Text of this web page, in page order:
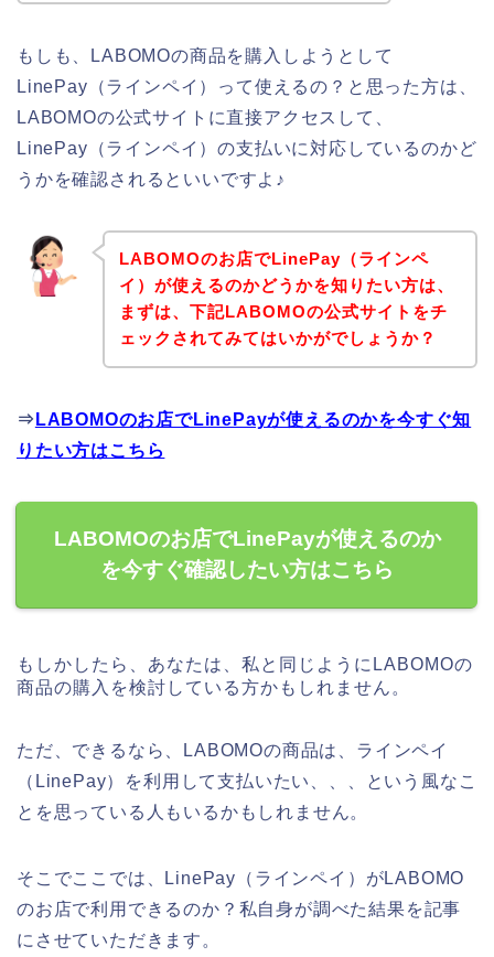
もしも、LABOMOの商品を購入しようとして
LinePay（ラインペイ）って使えるの？と思った方は、
LABOMOの公式サイトに直接アクセスして、
LinePay（ラインペイ）の支払いに対応しているのかど
うかを確認されるといいですよ♪
LABOMOのお店でLinePay（ラインペ
イ）が使えるのかどうかを知りたい方は、
まずは、下記LABOMOの公式サイトをチ
ェックされてみてはいかがでしょうか？
⇒ LABOMOのお店でLinePayが使えるのかを今すぐ知
りたい方はこちら
LABOMOのお店でLinePayが使えるのか
を今すぐ確認したい方はこちら
もしかしたら、あなたは、私と同じようにLABOMOの
商品の購入を検討している方かもしれません。
ただ、できるなら、LABOMOの商品は、ラインペイ
（LinePay）を利用して支払いたい、、、という風なこ
とを思っている人もいるかもしれません。
そこでここでは、LinePay（ラインペイ）がLABOMO
のお店で利用できるのか？私自身が調べた結果を記事
にさせていただきます。